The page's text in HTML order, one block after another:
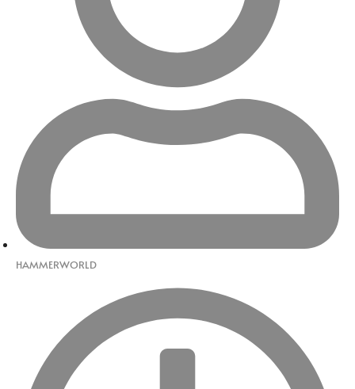
HAMMERWORLD